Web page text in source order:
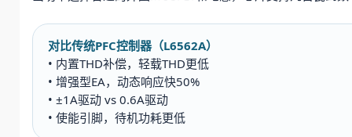
对比传统PFC控制器（L6562A）
• 内置THD补偿，轻载THD更低
• 增强型EA，动态响应快50%
• ±1A驱动 vs 0.6A驱动
• 使能引脚，待机功耗更低